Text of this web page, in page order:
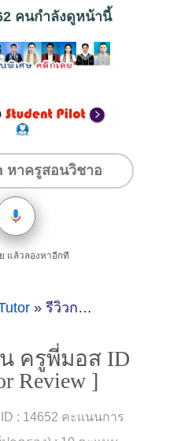
คนกำลังดูหน้านี้
แล้วลองหาอีกที
» รีวิวการสอน ครูพี่มอส ID 14652 [Tutor Review ]
ครูพี่มอส ID
Review ]
: 14652 คะแนนการ